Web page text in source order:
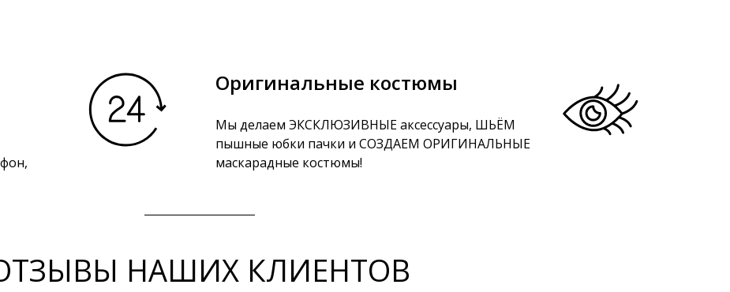
Оригинальные костюмы
Мы делаем ЭКСКЛЮЗИВНЫЕ аксессуары, ШЬЁМ
пышные юбки пачки и СОЗДАЕМ ОРИГИНАЛЬНЫЕ
маскарадные костюмы!
НАШИХ КЛИЕНТОВ